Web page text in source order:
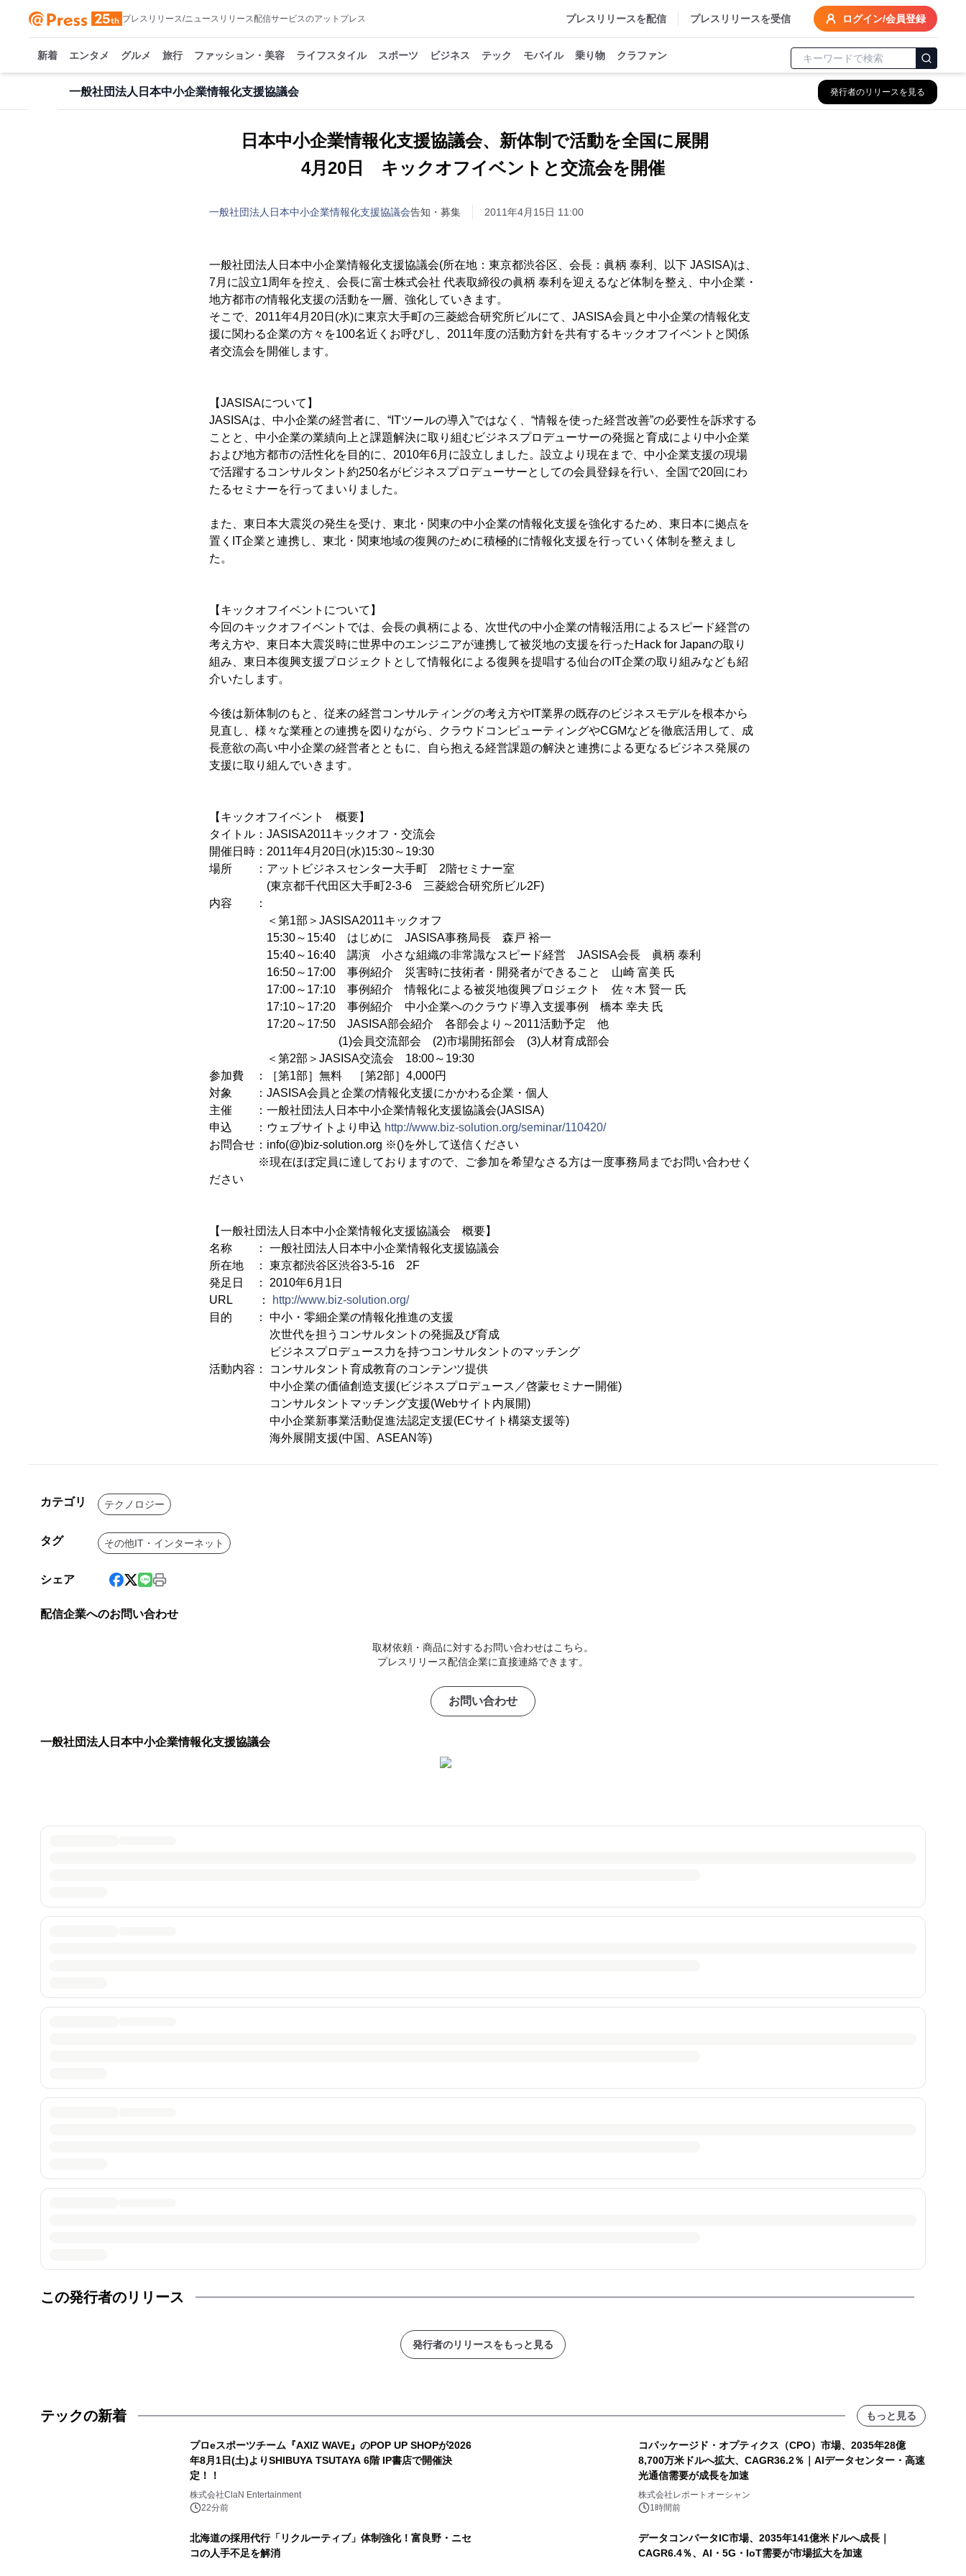
プレスリリース/ニュースリリース配信サービスのアットプレス プレスリリースを配信 プレスリリースを受信 ログイン/会員登録
新着 エンタメ グルメ 旅行 ファッション・美容 ライフスタイル スポーツ ビジネス テック モバイル 乗り物 クラファン
一般社団法人日本中小企業情報化支援協議会 発行者のリリースを見る
日本中小企業情報化支援協議会、新体制で活動を全国に展開
4月20日 キックオフイベントと交流会を開催
一般社団法人日本中小企業情報化支援協議会告知・募集 2011年4月15日 11:00
一般社団法人日本中小企業情報化支援協議会(所在地：東京都渋谷区、会長：眞柄 泰利、以下 JASISA)は、
7月に設立1周年を控え、会長に富士株式会社 代表取締役の眞柄 泰利を迎えるなど体制を整え、中小企業・
地方都市の情報化支援の活動を一層、強化していきます。
そこで、2011年4月20日(水)に東京大手町の三菱総合研究所ビルにて、JASISA会員と中小企業の情報化支
援に関わる企業の方々を100名近くお呼びし、2011年度の活動方針を共有するキックオフイベントと関係
者交流会を開催します。
【JASISAについて】
JASISAは、中小企業の経営者に、“ITツールの導入”ではなく、“情報を使った経営改善”の必要性を訴求する
ことと、中小企業の業績向上と課題解決に取り組むビジネスプロデューサーの発掘と育成により中小企業
および地方都市の活性化を目的に、2010年6月に設立しました。設立より現在まで、中小企業支援の現場
で活躍するコンサルタント約250名がビジネスプロデューサーとしての会員登録を行い、全国で20回にわ
たるセミナーを行ってまいりました。
また、東日本大震災の発生を受け、東北・関東の中小企業の情報化支援を強化するため、東日本に拠点を
置くIT企業と連携し、東北・関東地域の復興のために積極的に情報化支援を行っていく体制を整えまし
た。
【キックオフイベントについて】
今回のキックオフイベントでは、会長の眞柄による、次世代の中小企業の情報活用によるスピード経営の
考え方や、東日本大震災時に世界中のエンジニアが連携して被災地の支援を行ったHack for Japanの取り
組み、東日本復興支援プロジェクトとして情報化による復興を提唱する仙台のIT企業の取り組みなども紹
介いたします。
今後は新体制のもと、従来の経営コンサルティングの考え方やIT業界の既存のビジネスモデルを根本から
見直し、様々な業種との連携を図りながら、クラウドコンピューティングやCGMなどを徹底活用して、成
長意欲の高い中小企業の経営者とともに、自ら抱える経営課題の解決と連携による更なるビジネス発展の
支援に取り組んでいきます。
【キックオフイベント 概要】
タイトル：JASISA2011キックオフ・交流会
開催日時：2011年4月20日(水)15:30～19:30
場所 ：アットビジネスセンター大手町 2階セミナー室
(東京都千代田区大手町2-3-6 三菱総合研究所ビル2F)
内容 ：
＜第1部＞JASISA2011キックオフ
15:30～15:40 はじめに JASISA事務局長 森戸 裕一
15:40～16:40 講演 小さな組織の非常識なスピード経営 JASISA会長 眞柄 泰利
16:50～17:00 事例紹介 災害時に技術者・開発者ができること 山崎 富美 氏
17:00～17:10 事例紹介 情報化による被災地復興プロジェクト 佐々木 賢一 氏
17:10～17:20 事例紹介 中小企業へのクラウド導入支援事例 橋本 幸夫 氏
17:20～17:50 JASISA部会紹介 各部会より～2011活動予定 他
(1)会員交流部会 (2)市場開拓部会 (3)人材育成部会
＜第2部＞JASISA交流会 18:00～19:30
参加費 ：［第1部］無料 ［第2部］4,000円
対象 ：JASISA会員と企業の情報化支援にかかわる企業・個人
主催 ：一般社団法人日本中小企業情報化支援協議会(JASISA)
申込 ：ウェブサイトより申込 http://www.biz-solution.org/seminar/110420/
お問合せ：info(@)biz-solution.org ※()を外して送信ください
※現在ほぼ定員に達しておりますので、ご参加を希望なさる方は一度事務局までお問い合わせく
ださい
【一般社団法人日本中小企業情報化支援協議会 概要】
名称 ： 一般社団法人日本中小企業情報化支援協議会
所在地 ： 東京都渋谷区渋谷3-5-16 2F
発足日 ： 2010年6月1日
URL ：
http://www.biz-solution.org/
目的 ： 中小・零細企業の情報化推進の支援
次世代を担うコンサルタントの発掘及び育成
ビジネスプロデュース力を持つコンサルタントのマッチング
活動内容： コンサルタント育成教育のコンテンツ提供
中小企業の価値創造支援(ビジネスプロデュース／啓蒙セミナー開催)
コンサルタントマッチング支援(Webサイト内展開)
中小企業新事業活動促進法認定支援(ECサイト構築支援等)
海外展開支援(中国、ASEAN等)
カテゴリ テクノロジー
タグ その他IT・インターネット
シェア
配信企業へのお問い合わせ
取材依頼・商品に対するお問い合わせはこちら。
プレスリリース配信企業に直接連絡できます。
お問い合わせ
一般社団法人日本中小企業情報化支援協議会
この発行者のリリース
発行者のリリースをもっと見る
テックの新着 もっと見る
プロeスポーツチーム『AXIZ WAVE』のPOP UP SHOPが2026
年8月1日(土)よりSHIBUYA TSUTAYA 6階 IP書店で開催決
定！！
株式会社ClaN Entertainment
22分前
コパッケージド・オプティクス（CPO）市場、2035年28億
8,700万米ドルへ拡大、CAGR36.2％｜AIデータセンター・高速
光通信需要が成長を加速
株式会社レポートオーシャン
1時間前
北海道の採用代行「リクルーティブ」体制強化！富良野・ニセ
コの人手不足を解消
データコンバータIC市場、2035年141億米ドルへ成長｜
CAGR6.4％、AI・5G・IoT需要が市場拡大を加速